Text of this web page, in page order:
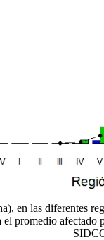
en las diferentes
promedio